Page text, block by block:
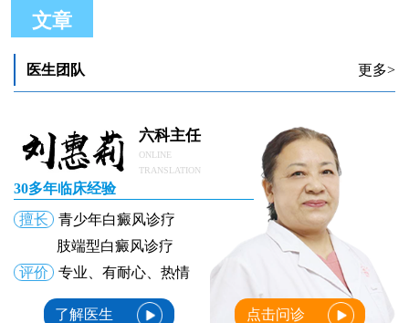
文章
医生团队 更多>
六科主任
ONLINE
TRANSLATION
30多年临床经验
擅长
青少年白癜风诊疗
肢端型白癜风诊疗
评价
专业、有耐心、热情
了解医生 点击问诊